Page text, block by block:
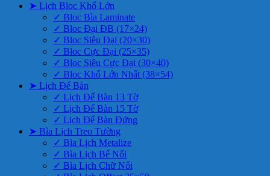
➤ Lịch Bloc Khổ Lớn
✓ Bloc Bìa Laminate
✓ Bloc Đại ĐB (17×24)
✓ Bloc Siêu Đại (20×30)
✓ Bloc Cực Đại (25×35)
✓ Bloc Siêu Cực Đại (30×40)
✓ Bloc Khổ Lớn Nhất (38×54)
➤ Lịch Để Bàn
✓ Lịch Để Bàn 13 Tờ
✓ Lịch Để Bàn 15 Tờ
✓ Lịch Để Bàn Đứng
➤ Bìa Lịch Treo Tường
✓ Bìa Lịch Metalize
✓ Bìa Lịch Bế Nổi
✓ Bìa Lịch Chữ Nổi